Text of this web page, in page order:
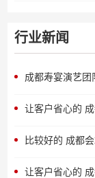
行业新闻
成都寿宴演艺团
让客户省心的
比较好的 成都
让客户省心的